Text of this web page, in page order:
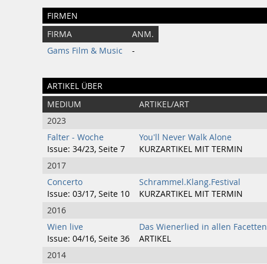
FIRMEN
FIRMA
ANM.
Gams Film & Music
-
ARTIKEL ÜBER
MEDIUM ARTIKEL/ART
2023
Falter - Woche
Issue: 34/23, Seite 7
You'll Never Walk Alone
KURZARTIKEL MIT TERMIN
2017
Concerto
Issue: 03/17, Seite 10
Schrammel.Klang.Festival
KURZARTIKEL MIT TERMIN
2016
Wien live
Issue: 04/16, Seite 36
Das Wienerlied in allen Facetten
ARTIKEL
2014